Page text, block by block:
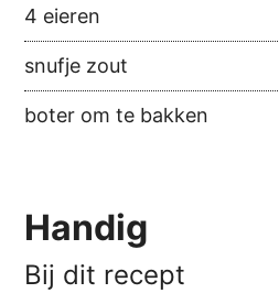
4 eieren
snufje zout
boter om te bakken
Handig
Bij dit recept